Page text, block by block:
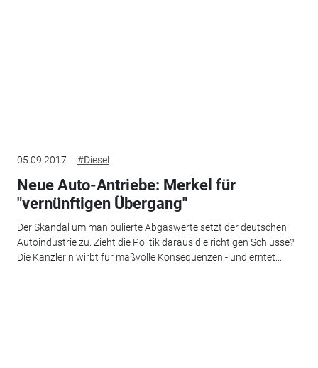
05.09.2017 #Diesel
Neue Auto-Antriebe: Merkel für
"vernünftigen Übergang"
Der Skandal um manipulierte Abgaswerte setzt der deutschen
Autoindustrie zu. Zieht die Politik daraus die richtigen Schlüsse?
Die Kanzlerin wirbt für maßvolle Konsequenzen - und erntet...